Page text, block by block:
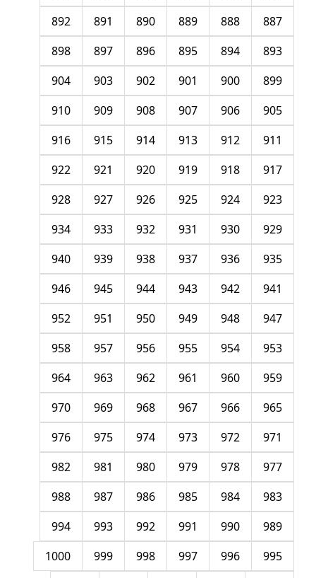
887
888
889
890
891
892
893
894
895
896
897
898
899
900
901
902
903
904
905
906
907
908
909
910
911
912
913
914
915
916
917
918
919
920
921
922
923
924
925
926
927
928
929
930
931
932
933
934
935
936
937
938
939
940
941
942
943
944
945
946
947
948
949
950
951
952
953
954
955
956
957
958
959
960
961
962
963
964
965
966
967
968
969
970
971
972
973
974
975
976
977
978
979
980
981
982
983
984
985
986
987
988
989
990
991
992
993
994
995
996
997
998
999
1000